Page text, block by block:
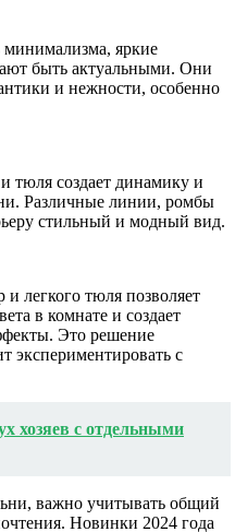
минимализма, яркие
быть актуальными. Они
и нежности, особенно
тюля создает динамику и
Различные линии, ромбы
стильный и модный вид.
легкого тюля позволяет
в комнате и создает
Это решение
экспериментировать с
хозяев с отдельными
важно учитывать общий
Новинки 2024 года